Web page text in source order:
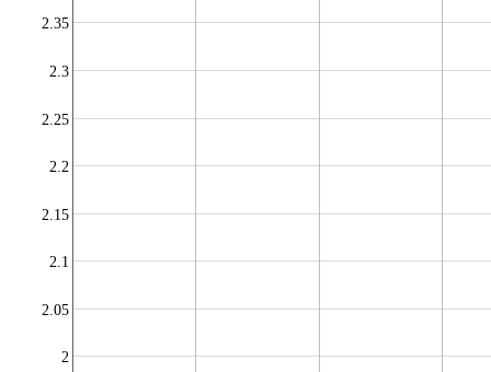
2
2.05
2.1
2.15
2.2
2.25
2.3
2.35